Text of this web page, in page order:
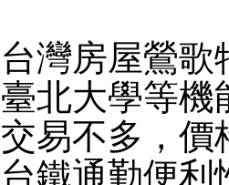
台灣房屋鶯歌
臺北大學等機
交易不多，價
台鐵通勤便利